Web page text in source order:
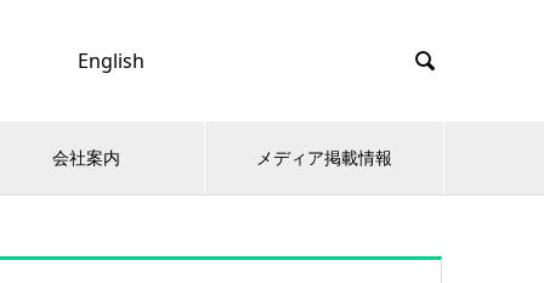
English 
会社案内 メディア掲載情報